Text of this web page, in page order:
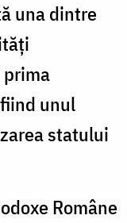
una dintre
unul
statului
Române